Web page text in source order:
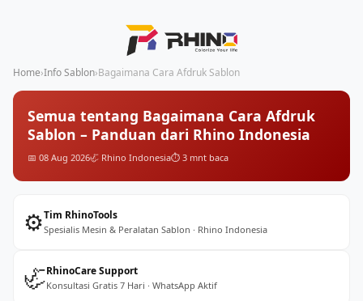
Home›Info Sablon›Bagaimana Cara Afdruk Sablon
Semua tentang Bagaimana Cara Afdruk
Sablon – Panduan dari Rhino Indonesia
📅 08 Aug 2026🦏 Rhino Indonesia⏱️ 3 mnt baca
⚙️Tim RhinoTools
Spesialis Mesin & Peralatan Sablon · Rhino Indonesia
🦏RhinoCare Support
Konsultasi Gratis 7 Hari · WhatsApp Aktif